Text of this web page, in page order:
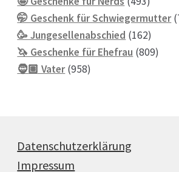
🤭 Geschenk für Schwiegermutter
🥳 Jungesellenabschied 162162
🦄 Geschenke für Ehefrau 809809
🧔🏽 Vater 958958
Datenschutzerklärung
Impressum